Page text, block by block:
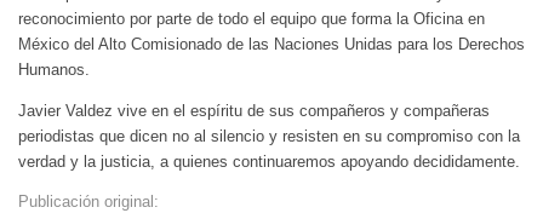
reconocimiento por parte de todo el equipo que forma la Oficina en
México del Alto Comisionado de las Naciones Unidas para los Derechos
Humanos.
Javier Valdez vive en el espíritu de sus compañeros y compañeras
periodistas que dicen no al silencio y resisten en su compromiso con la
verdad y la justicia, a quienes continuaremos apoyando decididamente.
Publicación original: